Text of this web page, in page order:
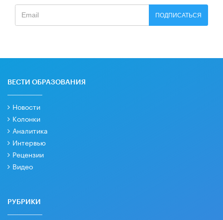
ПОДПИСАТЬСЯ
ВЕСТИ ОБРАЗОВАНИЯ
Новости
Колонки
Аналитика
Интервью
Рецензии
Видео
РУБРИКИ